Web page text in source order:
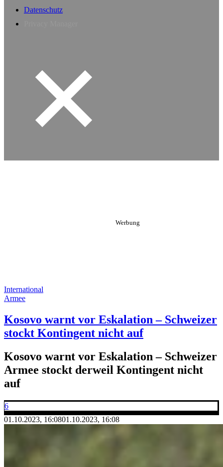
Datenschutz
International
Armee
Kosovo warnt vor Eskalation – Schweizer
stockt Kontingent nicht auf
Kosovo warnt vor Eskalation – Schweizer
Armee stockt derweil Kontingent nicht
auf
6
01.10.2023, 16:0801.10.2023, 16:08